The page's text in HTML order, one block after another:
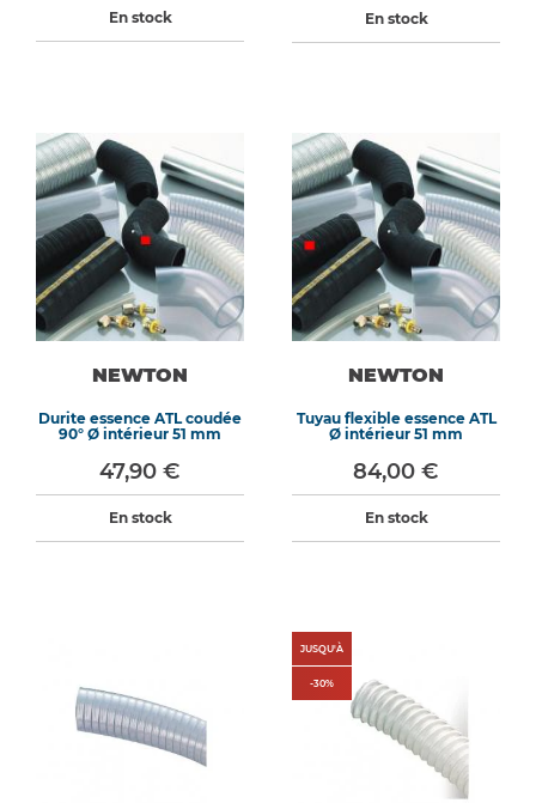
En stock En stock
NEWTON
Durite essence ATL coudée
90° Ø intérieur 51 mm
47,90 €
En stock
NEWTON
Tuyau flexible essence ATL
Ø intérieur 51 mm
84,00 €
En stock
JUSQU'À
-30%